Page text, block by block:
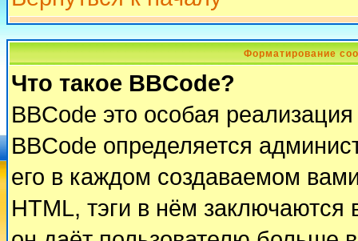
Форматирование
Что такое BBCode?
BBCode это особая
BBCode определяется
его в каждом создаваемом
HTML, тэги в нём заключаются